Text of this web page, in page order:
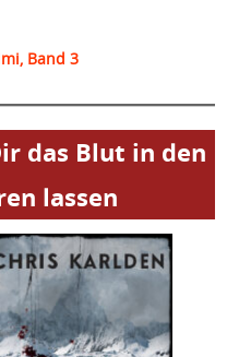
Band 3
das Blut in den
lassen